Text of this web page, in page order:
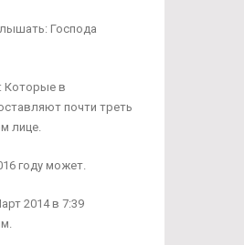
Господа
Которые в
почти треть
лице.
году может.
2014 в 7:39